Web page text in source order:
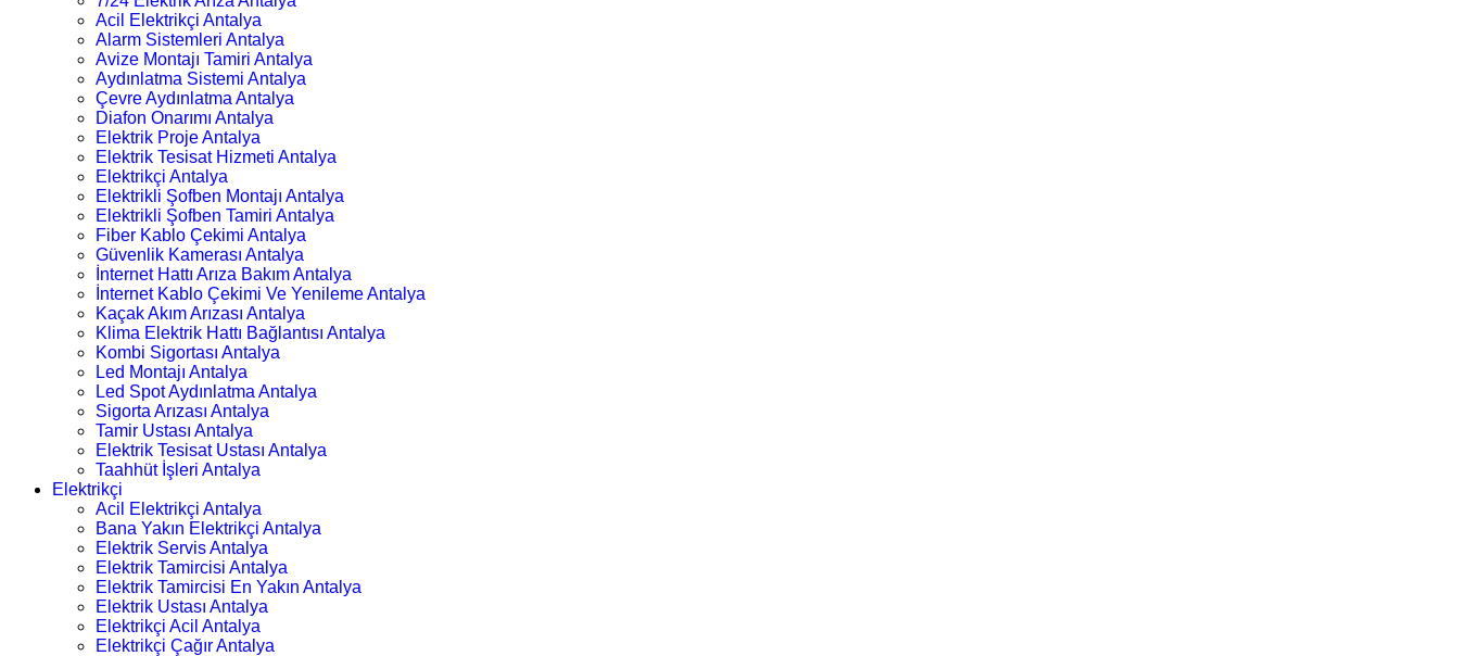
Acil Elektrikçi Antalya
Alarm Sistemleri Antalya
Avize Montajı Tamiri Antalya
Aydınlatma Sistemi Antalya
Çevre Aydınlatma Antalya
Diafon Onarımı Antalya
Elektrik Proje Antalya
Elektrik Tesisat Hizmeti Antalya
Elektrikçi Antalya
Elektrikli Şofben Montajı Antalya
Elektrikli Şofben Tamiri Antalya
Fiber Kablo Çekimi Antalya
Güvenlik Kamerası Antalya
İnternet Hattı Arıza Bakım Antalya
İnternet Kablo Çekimi Ve Yenileme Antalya
Kaçak Akım Arızası Antalya
Klima Elektrik Hattı Bağlantısı Antalya
Kombi Sigortası Antalya
Led Montajı Antalya
Led Spot Aydınlatma Antalya
Sigorta Arızası Antalya
Tamir Ustası Antalya
Elektrik Tesisat Ustası Antalya
Taahhüt İşleri Antalya
Elektrikçi
Acil Elektrikçi Antalya
Bana Yakın Elektrikçi Antalya
Elektrik Servis Antalya
Elektrik Tamircisi Antalya
Elektrik Tamircisi En Yakın Antalya
Elektrik Ustası Antalya
Elektrikçi Acil Antalya
Elektrikçi Çağır Antalya